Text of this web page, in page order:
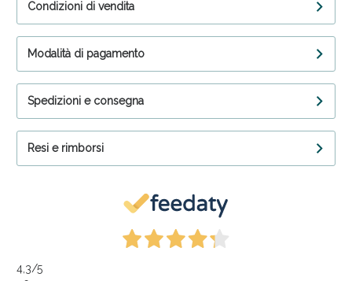
Condizioni di vendita
Modalità di pagamento
Spedizioni e consegna
Resi e rimborsi
4,3/5